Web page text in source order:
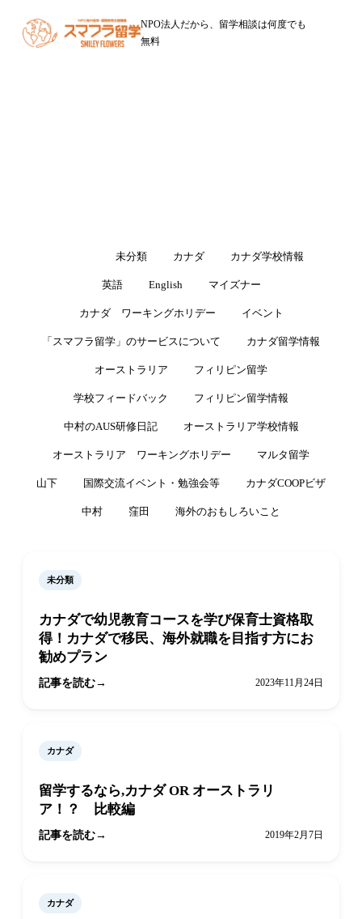
NPO法人だから、留学相談は何度でも
無料
未分類 カナダ カナダ学校情報
英語 English マイズナー
カナダ ワーキングホリデー イベント
「スマフラ留学」のサービスについて カナダ留学情報
オーストラリア フィリピン留学
学校フィードバック フィリピン留学情報
中村のAUS研修日記 オーストラリア学校情報
オーストラリア ワーキングホリデー マルタ留学
山下 国際交流イベント・勉強会等 カナダCOOPビザ
中村 窪田 海外のおもしろいこと
未分類
カナダで幼児教育コースを学び保育士資格取
得！カナダで移民、海外就職を目指す方にお
勧めプラン
記事を読む 2023年11月24日
カナダ
留学するなら,カナダ OR オーストラリ
ア！？ 比較編
記事を読む 2019年2月7日
カナダ